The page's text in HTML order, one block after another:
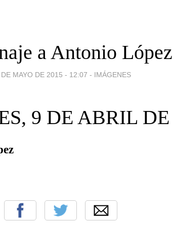
a Antonio López
MAYO DE 2015 - 12:07 - IMÁGENES
9 DE ABRIL DE